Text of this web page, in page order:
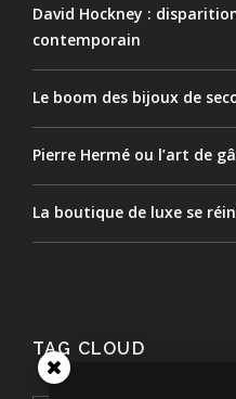
David Hockney :
contemporain
Le boom des bijoux de
Pierre Hermé ou l’art de
La boutique de luxe se
TAG CLOUD